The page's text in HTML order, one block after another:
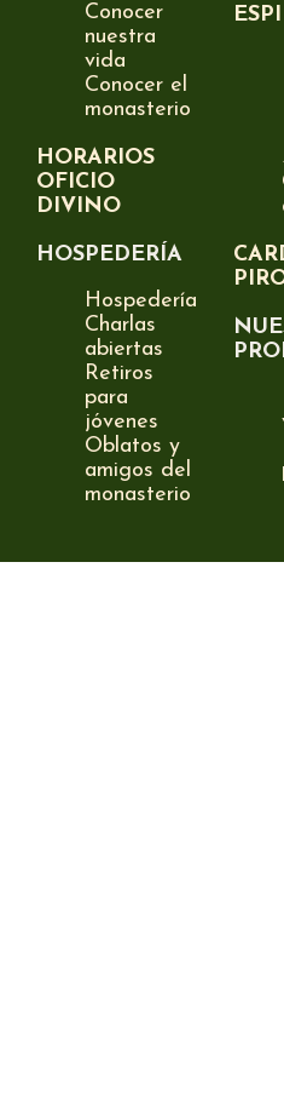
Conocer
nuestra
vida
Conocer el
monasterio
HORARIOS
OFICIO
DIVINO
HOSPEDERÍA
Hospedería
Charlas
abiertas
Retiros
para
jóvenes
Oblatos y
amigos del
monasterio